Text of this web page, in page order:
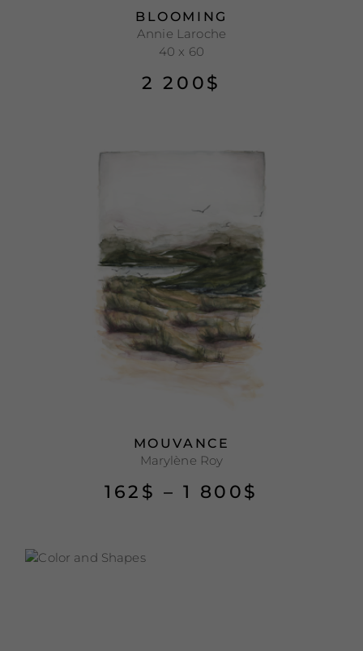
BLOOMING
Annie Laroche
40 x 60
2 200$
MOUVANCE
Marylène Roy
162 $ – 1 800$